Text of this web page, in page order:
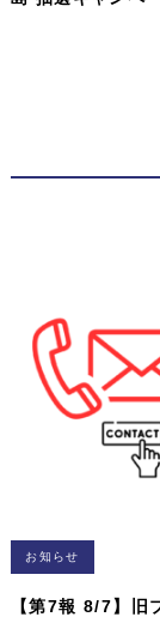
お知らせ
【第7報 8/7】旧